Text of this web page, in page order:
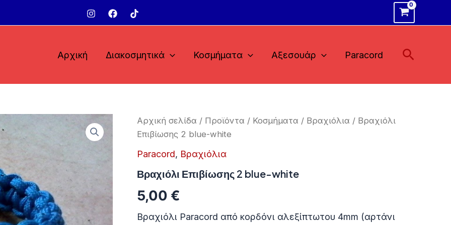
Αρχική
Διακοσμητικά Κοσμήματα Αξεσουάρ Paracord
Αρχική σελίδα / Προϊόντα / Κοσμήματα / Βραχιόλια / Βραχιόλι
Επιβίωσης 2 blue-white
Paracord, Βραχιόλια
Βραχιόλι Επιβίωσης 2 blue-white
5,00 €
Βραχιόλι Paracord από κορδόνι αλεξίπτωτου 4mm (αρτάνι